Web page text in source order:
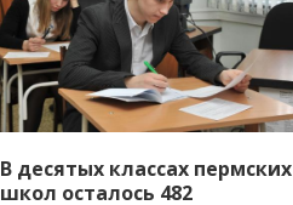
В десятых классах пермских
школ осталось 482